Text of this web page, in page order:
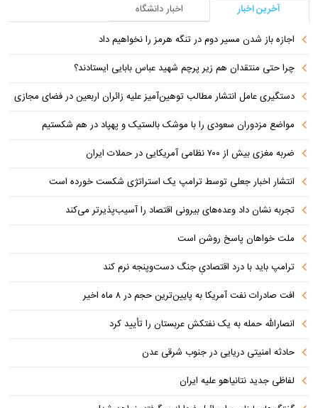
آخرین اخبار
اخبار دانشگاه
اجازه باز شدن مسیر دوم در تنگه هرمز را نخواهیم داد
چرا حتی منتقدان هم زیر پرچم شهید عباس بابایی ایستادند؟
دستگیری عامل انتشار مطالب توهین‌آمیز علیه زائران اربعین در فضای مجازی
مواضع مزدوران سعودی را با موشک بالستیک و پهپاد در هم شکستیم
ضربه مغزی بیش از ۷۰۰ نظامی آمریکایی در حملات ایران
انتشار اخبار جعلی توسط ترامپ یک استراتژی شکست خورده است
تجربه نشان داد وعده‌های بیرونی اقتصاد را آسیب‌پذیرتر می‌کند
ملت خواهان پاسخ روشن است
ترامپ باید با درد اقتصادیِ جنگ دست‌و‌پنجه نرم کند
افت صادرات نفت آمریکا به پایین‌ترین حجم در ۸ ماه اخیر
انصارالله حمله به یک نفتکش عربستان را تأیید کرد
حادثه امنیتی دریایی در جنوب شرقی عدن
لفاظی جدید نتانیاهو علیه ایران